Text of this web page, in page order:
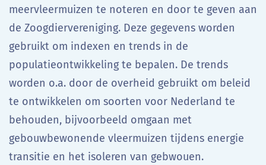
meervleermuizen te noteren en door te geven aan
de Zoogdiervereniging. Deze gegevens worden
gebruikt om indexen en trends in de
populatieontwikkeling te bepalen. De trends
worden o.a. door de overheid gebruikt om beleid
te ontwikkelen om soorten voor Nederland te
behouden, bijvoorbeeld omgaan met
gebouwbewonende vleermuizen tijdens energie
transitie en het isoleren van gebwouen.